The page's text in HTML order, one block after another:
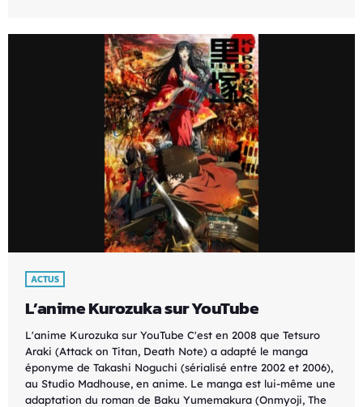
ACTUS
L’anime Kurozuka sur YouTube
L'anime Kurozuka sur YouTube C'est en 2008 que Tetsuro
Araki (Attack on Titan, Death Note) a adapté le manga
éponyme de Takashi Noguchi (sérialisé entre 2002 et 2006),
au Studio Madhouse, en anime. Le manga est lui-même une
adaptation du roman de Baku Yumemakura (Onmyoji, The